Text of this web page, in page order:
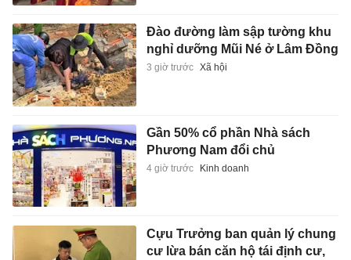
Đào đường làm sập tường khu
nghỉ dưỡng Mũi Né ở Lâm Đồng
3 giờ trước Xã hội
Gần 50% cổ phần Nhà sách
Phương Nam đổi chủ
4 giờ trước Kinh doanh
Cựu Trưởng ban quản lý chung
cư lừa bán căn hộ tái định cư,